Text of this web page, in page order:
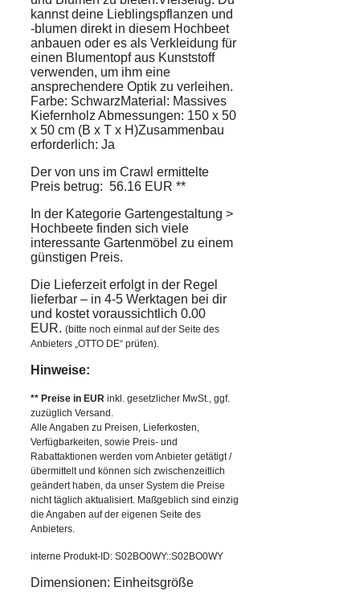
kannst deine Lieblingspflanzen und
-blumen direkt in diesem Hochbeet
anbauen oder es als Verkleidung für
einen Blumentopf aus Kunststoff
verwenden, um ihm eine
ansprechendere Optik zu verleihen.
Farbe: SchwarzMaterial: Massives
Kiefernholz Abmessungen: 150 x 50
x 50 cm (B x T x H)Zusammenbau
erforderlich: Ja
Der von uns im Crawl ermittelte
Preis betrug: 56.16 EUR **
In der Kategorie Gartengestaltung >
Hochbeete finden sich viele
interessante Gartenmöbel zu einem
günstigen Preis.
Die Lieferzeit erfolgt in der Regel
lieferbar – in 4-5 Werktagen bei dir
und kostet voraussichtlich 0.00
EUR. (bitte noch einmal auf der Seite des
Anbieters „OTTO DE“ prüfen).
Hinweise:
** Preise in EUR inkl. gesetzlicher MwSt., ggf.
zuzüglich Versand.
Alle Angaben zu Preisen, Lieferkosten,
Verfügbarkeiten, sowie Preis- und
Rabattaktionen werden vom Anbieter getätigt /
übermittelt und können sich zwischenzeitlich
geändert haben, da unser System die Preise
nicht täglich aktualisiert. Maßgeblich sind einzig
die Angaben auf der eigenen Seite des
Anbieters.
interne Produkt-ID: S02BO0WY::S02BO0WY
Dimensionen: Einheitsgröße